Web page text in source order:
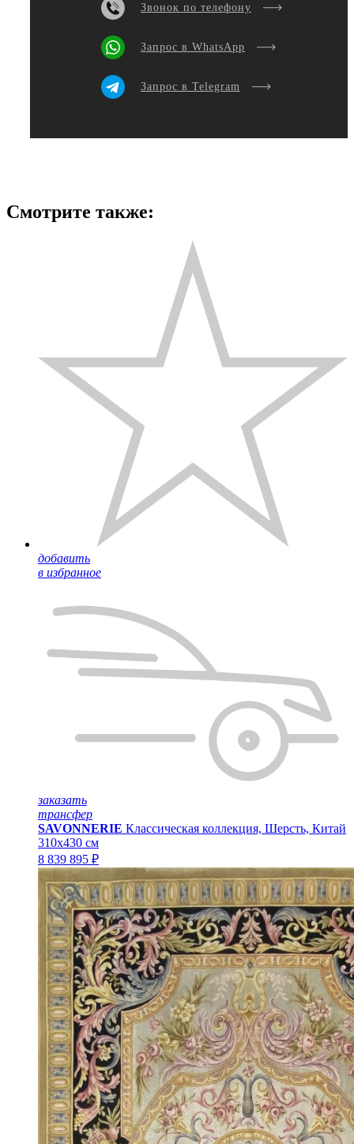
Звонок по телефону
Запрос в WhatsApp
Запрос в Telegram
Смотрите также:
добавить
в избранное
заказать
трансфер
SAVONNERIE Классическая коллекция, Шерсть, Китай
310x430 см
8 839 895 ₽